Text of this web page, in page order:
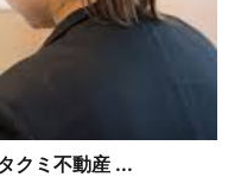
クミ不動産 ...